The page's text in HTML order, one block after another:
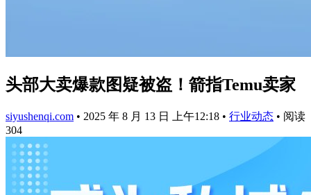
头部大卖爆款图疑被盗！箭指Temu卖家
siyushenqi.com • 2025 年 8 月 13 日 上午12:18 • 行业动态 • 阅读
304